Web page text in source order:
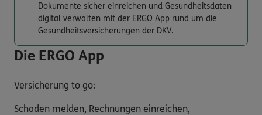
Dokumente sicher einreichen und Gesundheitsdaten
digital verwalten mit der ERGO App rund um die
Gesundheitsversicherungen der DKV.
Die ERGO App
Versicherung to go:
Schaden melden, Rechnungen einreichen,